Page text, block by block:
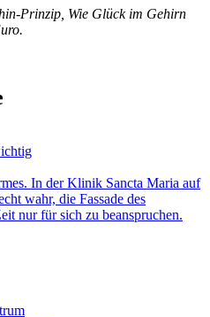
Prinzip, Wie Glück im Gehirn
In der Klinik Sancta Maria auf
wahr, die Fassade des
nur für sich zu beanspruchen.